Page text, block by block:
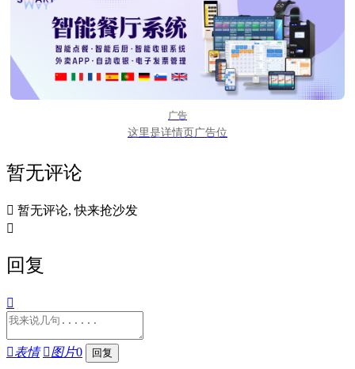
广告
这里是详情页广告位
暂无评论
 暂无评论, 快来抢沙发

回复

表情 图片0